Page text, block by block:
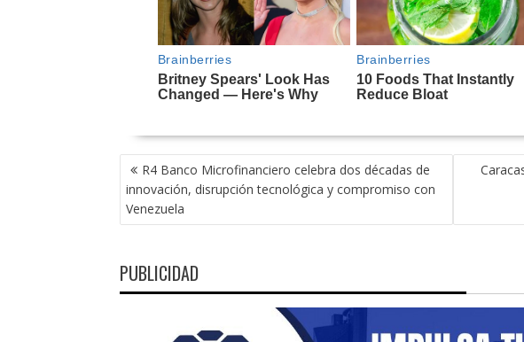
NAVEGACIÓN
DE
ENTRADAS
R4 Banco Microfinanciero celebra dos décadas de
innovación, disrupción tecnológica y compromiso con
Venezuela
PUBLICIDAD